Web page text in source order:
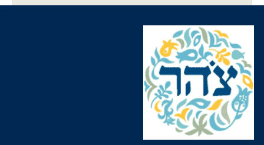
הארגון
פעילות צהר
משב
כניסת מתנדבים